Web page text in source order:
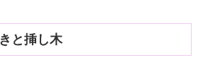
と挿し木